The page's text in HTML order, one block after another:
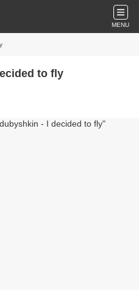
MENU
to fly